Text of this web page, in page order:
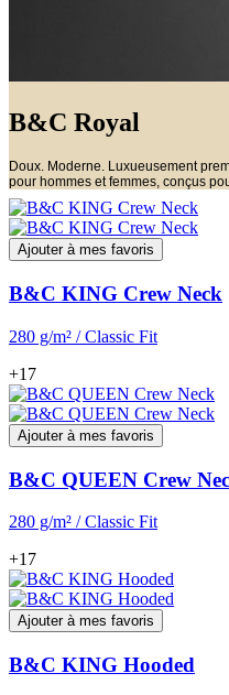
B&C Royal
Doux. Moderne. Luxueusement
pour hommes et femmes, conçus
Ajouter à mes favoris
B&C KING Crew Neck
280 g/m² / Classic Fit
+17
Ajouter à mes favoris
B&C QUEEN Crew
280 g/m² / Classic Fit
+17
Ajouter à mes favoris
B&C KING Hooded